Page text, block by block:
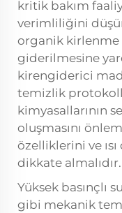
kritik bakım
verimliliğini
organik
giderilmesine
kirengiderici
temizlik
kimyasallarının
oluşmasını
özelliklerini ve
dikkate almalıdır.
Yüksek basınçlı
gibi mekanik